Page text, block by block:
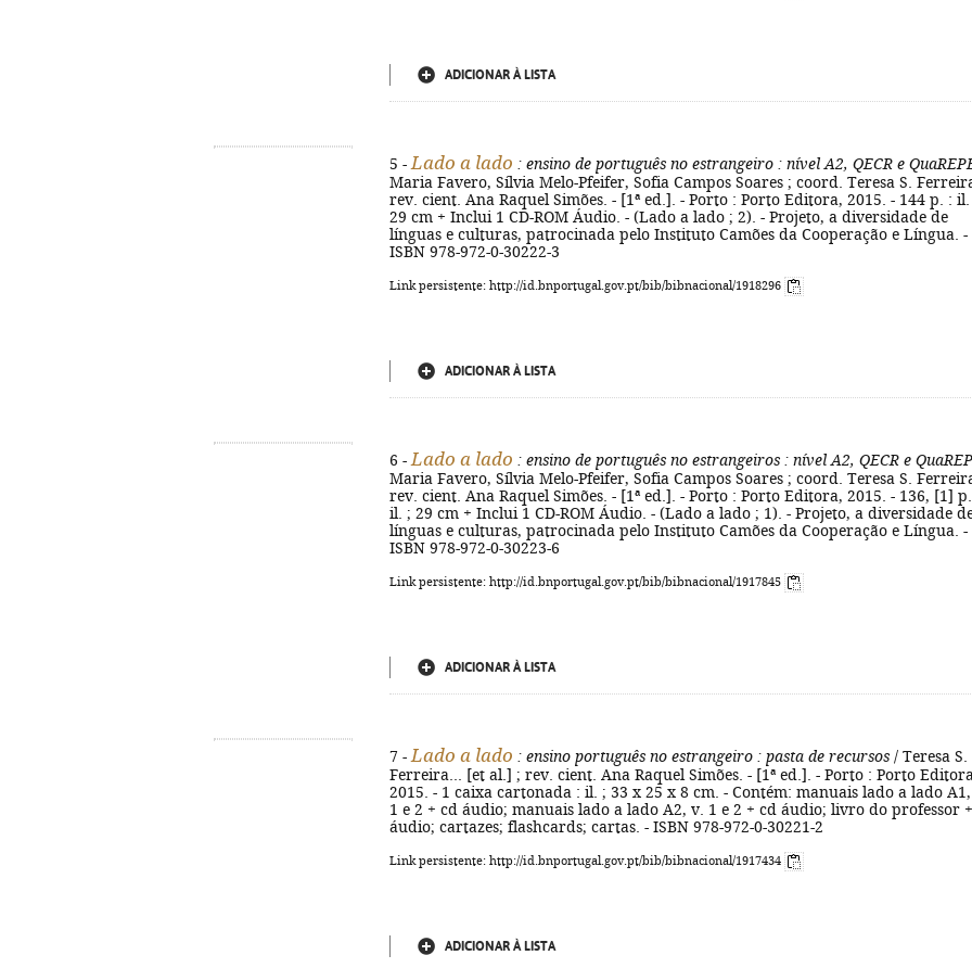
ADICIONAR À LISTA
5 - Lado a lado : ensino de português no estrangeiro : nível A2, QECR e
Maria Favero, Sílvia Melo-Pfeifer, Sofia Campos Soares ; coord. Teresa S.
rev. cient. Ana Raquel Simões. - [1ª ed.]. - Porto : Porto Editora, 2015. - 144 p. : il.
29 cm + Inclui 1 CD-ROM Áudio. - (Lado a lado ; 2). - Projeto, a diversidade de
línguas e culturas, patrocinada pelo Instituto Camões da Cooperação e Língua. -
ISBN 978-972-0-30222-3
Link persistente: http://id.bnportugal.gov.pt/bib/bibnacional/1918296
ADICIONAR À LISTA
6 - Lado a lado : ensino de português no estrangeiros : nível A2, QECR e
Maria Favero, Sílvia Melo-Pfeifer, Sofia Campos Soares ; coord. Teresa S.
rev. cient. Ana Raquel Simões. - [1ª ed.]. - Porto : Porto Editora, 2015. - 136, [1]
il. ; 29 cm + Inclui 1 CD-ROM Áudio. - (Lado a lado ; 1). - Projeto, a diversidade
línguas e culturas, patrocinada pelo Instituto Camões da Cooperação e Língua. -
ISBN 978-972-0-30223-6
Link persistente: http://id.bnportugal.gov.pt/bib/bibnacional/1917845
ADICIONAR À LISTA
7 - Lado a lado : ensino português no estrangeiro : pasta de recursos / Teresa S.
Ferreira... [et al.] ; rev. cient. Ana Raquel Simões. - [1ª ed.]. - Porto : Porto
2015. - 1 caixa cartonada : il. ; 33 x 25 x 8 cm. - Contém: manuais lado a lado A1,
1 e 2 + cd áudio; manuais lado a lado A2, v. 1 e 2 + cd áudio; livro do professor
áudio; cartazes; flashcards; cartas. - ISBN 978-972-0-30221-2
Link persistente: http://id.bnportugal.gov.pt/bib/bibnacional/1917434
ADICIONAR À LISTA